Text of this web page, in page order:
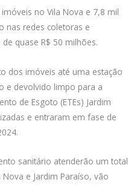
no Vila Nova e 7,8 mil
nas redes coletoras e
quase R$ 50 milhões.
dos imóveis até uma estação
e devolvido limpo para a
de Esgoto (ETEs) Jardim
e entraram em fase de
sanitário atenderão um total
e Jardim Paraíso, vão